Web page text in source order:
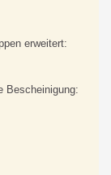
erweitert:
Bescheinigung: